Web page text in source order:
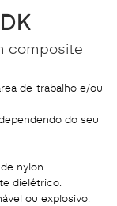
composite
de trabalho e/ou
do seu
nylon.
dielétrico.
ou explosivo.